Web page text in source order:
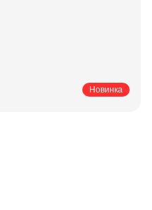
Новинка